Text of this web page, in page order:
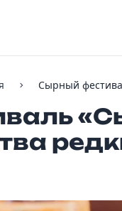
Сырный